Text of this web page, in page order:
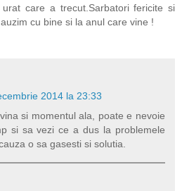
care a trecut.Sarbatori fericite si
cu bine si la anul care vine !
2014 la 23:33
si momentul ala, poate e nevoie
si sa vezi ce a dus la problemele
o sa gasesti si solutia.